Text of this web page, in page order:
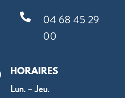

04 68 45 29
00
HORAIRES
Lun. – Jeu.